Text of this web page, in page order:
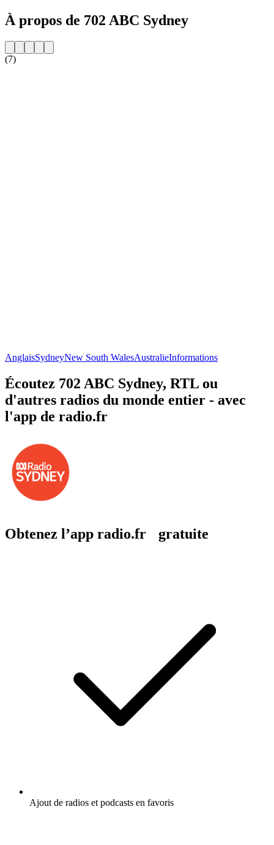
À propos de 702 ABC Sydney
(7)
AnglaisSydneyNew South WalesAustralieInformations
Écoutez 702 ABC Sydney, RTL ou
d'autres radios du monde entier - avec
l'app de radio.fr
Obtenez l’app radio.fr gratuite
Ajout de radios et podcasts en favoris